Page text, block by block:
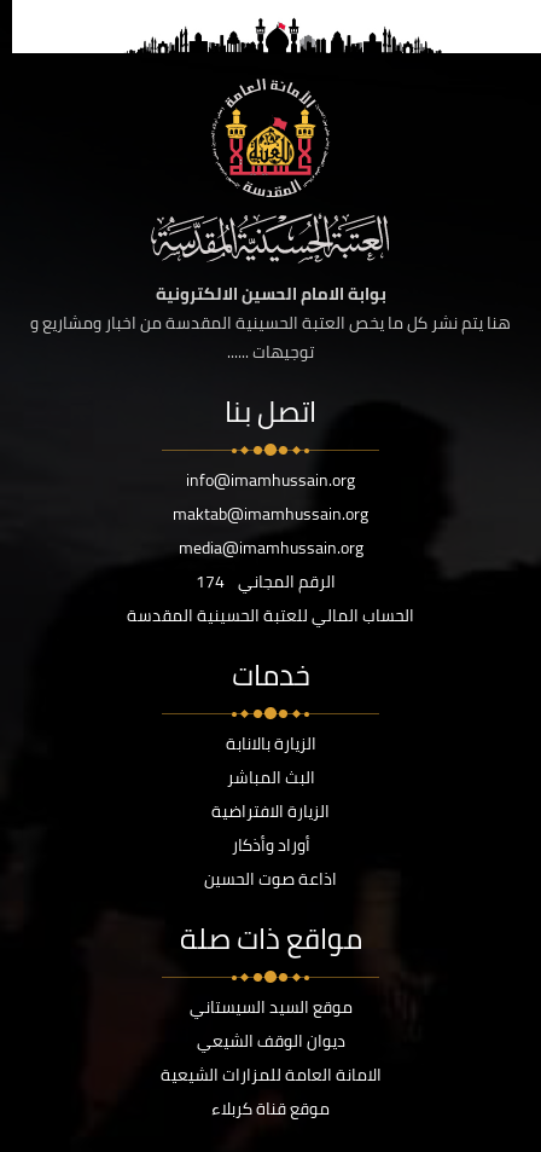
بوابة الامام الحسين الالكترونية
هنا يتم نشر كل ما يخص العتبة الحسينية المقدسة من اخبار ومشاريع و
توجيهات ......
اتصل بنا
info@imamhussain.org
maktab@imamhussain.org
media@imamhussain.org
الرقم المجاني 174
الحساب المالي للعتبة الحسينية المقدسة
خدمات
الزيارة بالانابة
البث المباشر
الزيارة الافتراضية
أوراد وأذكار
اذاعة صوت الحسين
مواقع ذات صلة
موقع السيد السيستاني
ديوان الوقف الشيعي
الامانة العامة للمزارات الشيعية
موقع قناة كربلاء